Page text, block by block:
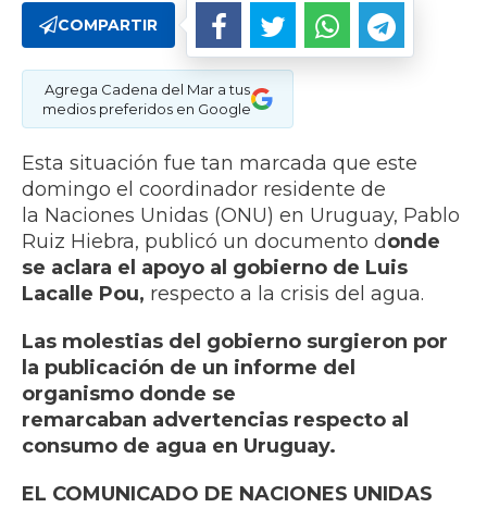
COMPARTIR
Agrega Cadena del Mar a tus
medios preferidos en Google
Esta situación fue tan marcada que este
domingo el coordinador residente de
la Naciones Unidas (ONU) en Uruguay, Pablo
Ruiz Hiebra, publicó un documento donde
se aclara el apoyo al gobierno de Luis
Lacalle Pou, respecto a la crisis del agua.
Las molestias del gobierno surgieron por
la publicación de un informe del
organismo donde se
remarcaban advertencias respecto al
consumo de agua en Uruguay.
EL COMUNICADO DE NACIONES UNIDAS